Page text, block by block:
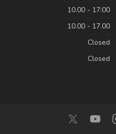
10.00 - 17:00
10.00 - 17.00
Closed
Closed